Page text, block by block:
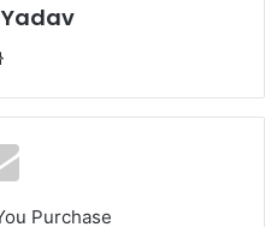
b
s
i
Purchase